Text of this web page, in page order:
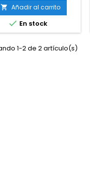
 Añadir al carrito
 En stock
1-2 de 2 artículo(s)